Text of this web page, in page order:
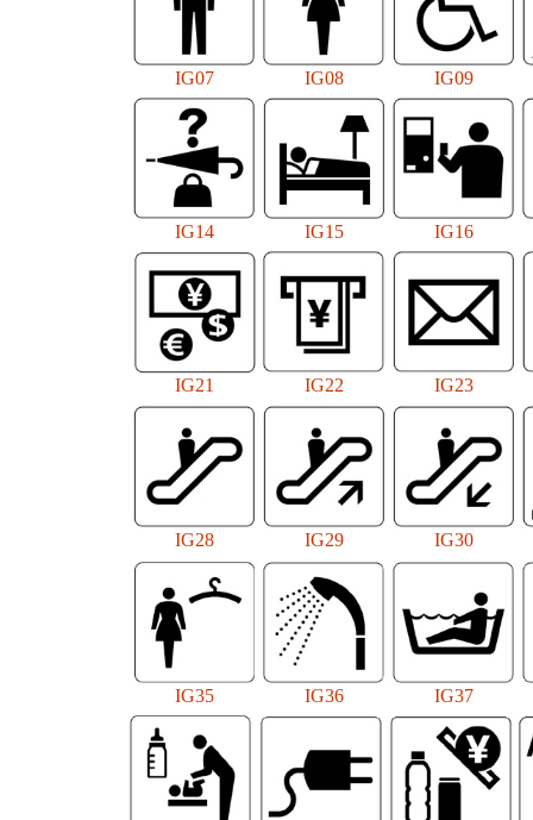
IG07 IG08 IG09
IG14 IG15 IG16
IG21 IG22 IG23
IG28 IG29 IG30
IG35 IG36 IG37